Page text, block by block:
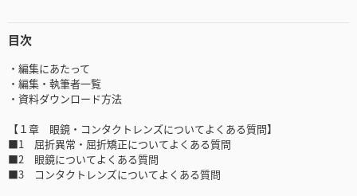
目次
・編集にあたって
・編集・執筆者一覧
・資料ダウンロード方法
【１章 眼鏡・コンタクトレンズについてよくある質問】
■1 屈折異常・屈折矯正についてよくある質問
■2 眼鏡についてよくある質問
■3 コンタクトレンズについてよくある質問